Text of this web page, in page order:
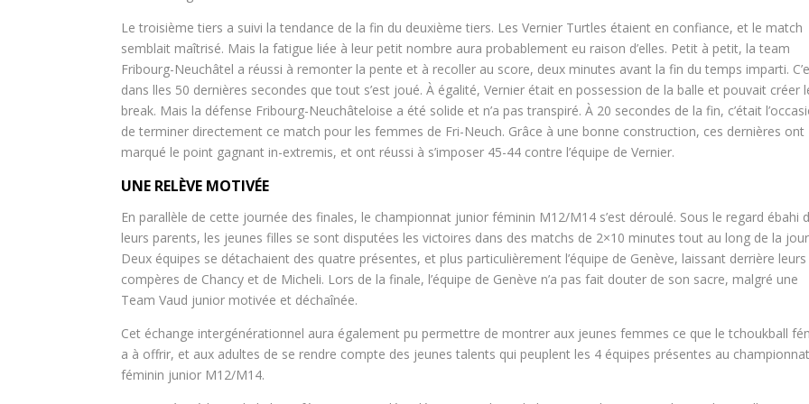
Le troisième tiers a suivi la tendance de la fin du deuxième tiers. Les Vernier Turtles étaient en confiance, et le match
semblait maîtrisé. Mais la fatigue liée à leur petit nombre aura probablement eu raison d’elles. Petit à petit, la team
Fribourg-Neuchâtel a réussi à remonter la pente et à recoller au score, deux minutes avant la fin du temps imparti.
dans lles 50 dernières secondes que tout s’est joué. À égalité, Vernier était en possession de la balle et pouvait créer
break. Mais la défense Fribourg-Neuchâteloise a été solide et n’a pas transpiré. À 20 secondes de la fin, c’était
de terminer directement ce match pour les femmes de Fri-Neuch. Grâce à une bonne construction, ces dernières ont
marqué le point gagnant in-extremis, et ont réussi à s’imposer 45-44 contre l’équipe de Vernier.
UNE RELÈVE MOTIVÉE
En parallèle de cette journée des finales, le championnat junior féminin M12/M14 s’est déroulé. Sous le regard ébahi
leurs parents, les jeunes filles se sont disputées les victoires dans des matchs de 2×10 minutes tout au long de la
Deux équipes se détachaient des quatre présentes, et plus particulièrement l’équipe de Genève, laissant derrière leurs
compères de Chancy et de Micheli. Lors de la finale, l’équipe de Genève n’a pas fait douter de son sacre, malgré une
Team Vaud junior motivée et déchaînée.
Cet échange intergénérationnel aura également pu permettre de montrer aux jeunes femmes ce que le tchoukball
a à offrir, et aux adultes de se rendre compte des jeunes talents qui peuplent les 4 équipes présentes au championnat
féminin junior M12/M14.